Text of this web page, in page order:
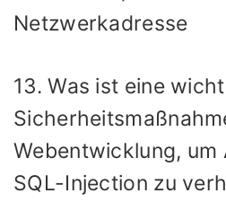
Netzwerkadresse
13. Was ist eine
Webentwicklung, um
SQL-Injection zu